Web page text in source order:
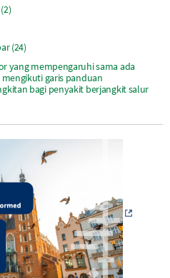
(24)
yang mempengaruhi sama ada
garis panduan
bagi penyakit berjangkit salur